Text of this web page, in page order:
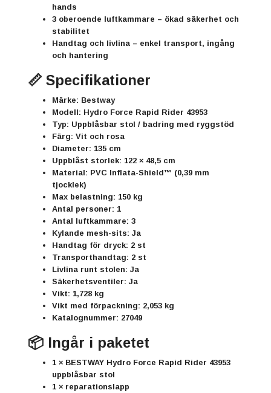
hands
3 oberoende luftkammare – ökad säkerhet och
stabilitet
Handtag och livlina – enkel transport, ingång
och hantering
📏 Specifikationer
Märke: Bestway
Modell: Hydro Force Rapid Rider 43953
Typ: Uppblåsbar stol / badring med ryggstöd
Färg: Vit och rosa
Diameter: 135 cm
Uppblåst storlek: 122 × 48,5 cm
Material: PVC Inflata-Shield™ (0,39 mm
tjocklek)
Max belastning: 150 kg
Antal personer: 1
Antal luftkammare: 3
Kylande mesh-sits: Ja
Handtag för dryck: 2 st
Transporthandtag: 2 st
Livlina runt stolen: Ja
Säkerhetsventiler: Ja
Vikt: 1,728 kg
Vikt med förpackning: 2,053 kg
Katalognummer: 27049
📦 Ingår i paketet
1 × BESTWAY Hydro Force Rapid Rider 43953
uppblåsbar stol
1 × reparationslapp